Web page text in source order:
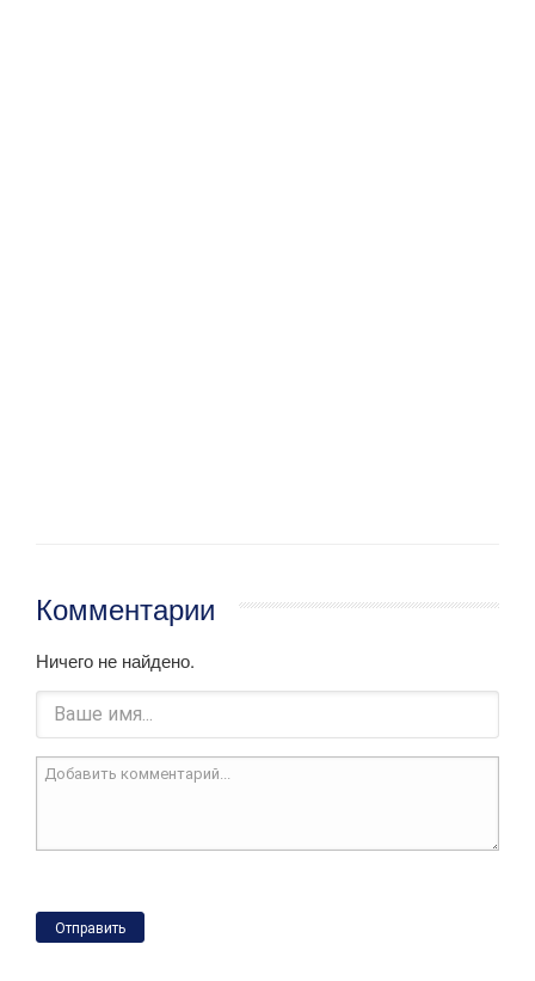
Комментарии
Ничего не найдено.
Отправить